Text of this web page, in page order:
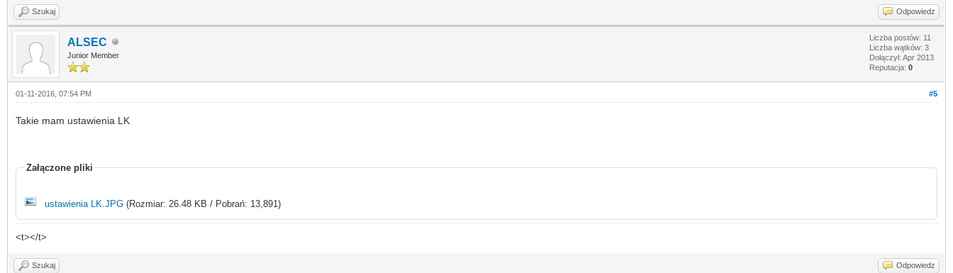
Szukaj Odpowiedz
ALSEC
Junior Member
Liczba postów: 11
Liczba wątków: 3
Dołączył: Apr 2013
Reputacja: 0
#5
01-11-2016, 07:54 PM
Takie mam ustawienia LK
Załączone pliki
ustawienia LK.JPG (Rozmiar: 26.48 KB / Pobrań: 13,891)
<t></t>
Szukaj Odpowiedz